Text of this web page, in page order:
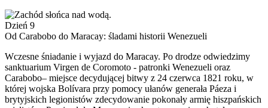
Dzień 9
Od Carabobo do Maracay: śladami historii Wenezueli
Wczesne śniadanie i wyjazd do Maracay. Po drodze odwiedzimy
sanktuarium Virgen de Coromoto - patronki Wenezueli oraz
Carabobo– miejsce decydującej bitwy z 24 czerwca 1821 roku, w
której wojska Bolívara przy pomocy ułanów generała Páeza i
brytyjskich legionistów zdecydowanie pokonały armię hiszpańskich